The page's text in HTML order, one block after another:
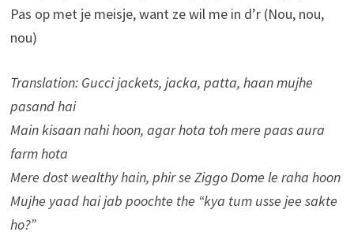
Pas op met je meisje, want ze wil me in d’r (Nou, nou,
nou)
Translation: Gucci jackets, jacka, patta, haan mujhe
pasand hai
Main kisaan nahi hoon, agar hota toh mere paas aura
farm hota
Mere dost wealthy hain, phir se Ziggo Dome le raha hoon
Mujhe yaad hai jab poochte the “kya tum usse jee sakte
ho?”